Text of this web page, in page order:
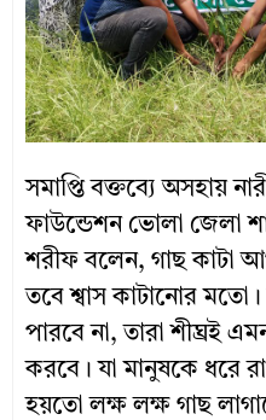
সমাপ্তি বক্তব্যে অসহায়
ফাউন্ডেশন ভোলা জেলা
শরীফ বলেন, গাছ কাটা
তবে শ্বাস কাটানোর মতো।
পারবে না, তারা শীঘ্রই
করবে। যা মানুষকে ধরে
হয়তো লক্ষ লক্ষ গাছ